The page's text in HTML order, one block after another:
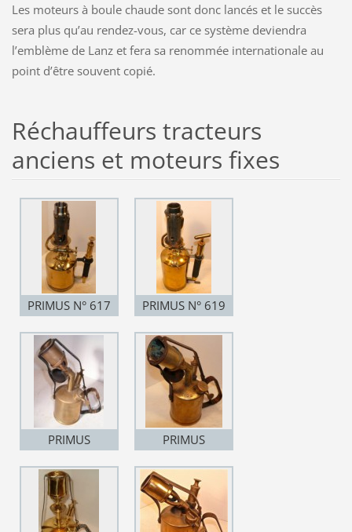
Les moteurs à boule chaude sont donc lancés et le succès
sera plus qu’au rendez-vous, car ce système deviendra
l’emblème de Lanz et fera sa renommée internationale au
point d’être souvent copié.
Réchauffeurs tracteurs
anciens et moteurs fixes
PRIMUS N° 617 PRIMUS N° 619
PRIMUS
PRIMUS